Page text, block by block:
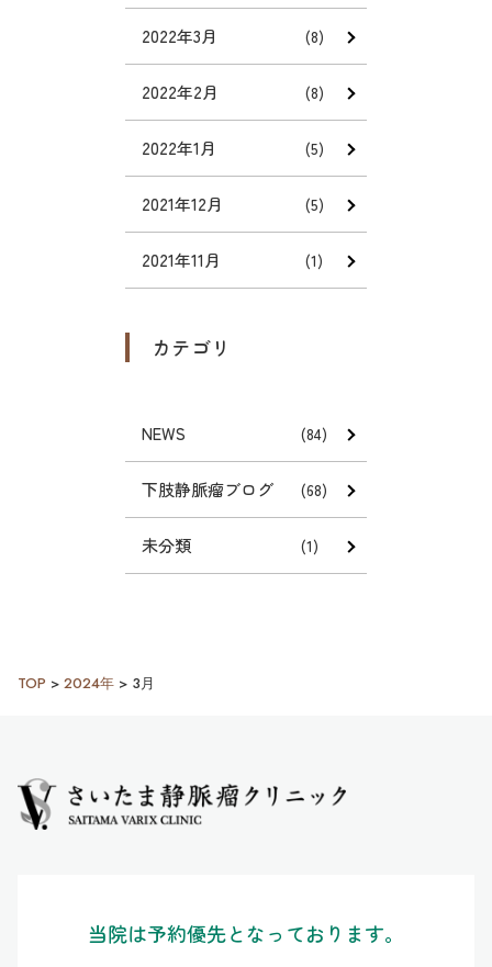
2022年3月 (8)
2022年2月 (8)
2022年1月 (5)
2021年12月 (5)
2021年11月 (1)
カテゴリ
NEWS (84)
下肢静脈瘤ブログ (68)
未分類 (1)
TOP > 2024年 > 3月
当院は予約優先となっております。